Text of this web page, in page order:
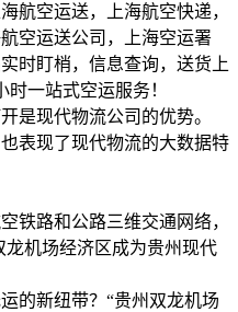
航空运送，上海航空快递，
空运送公司，上海空运署
时盯梢，信息查询，送货上
一站式空运服务！
是现代物流公司的优势。
表现了现代物流的大数据特
铁路和公路三维交通网络，
机场经济区成为贵州现代
的新纽带？“贵州双龙机场